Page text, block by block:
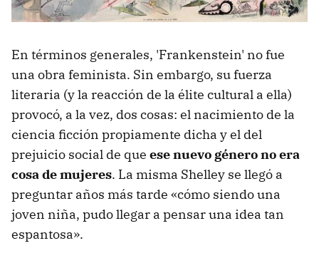
En términos generales, 'Frankenstein' no fue
una obra feminista. Sin embargo, su fuerza
literaria (y la reacción de la élite cultural a ella)
provocó, a la vez, dos cosas: el nacimiento de la
ciencia ficción propiamente dicha y el del
prejuicio social de que ese nuevo género no era
cosa de mujeres. La misma Shelley se llegó a
preguntar años más tarde «cómo siendo una
joven niña, pudo llegar a pensar una idea tan
espantosa».